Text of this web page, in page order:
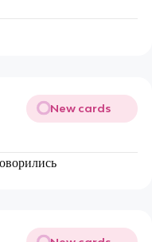
New cards